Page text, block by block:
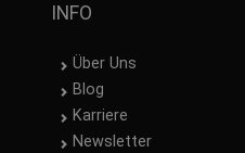
INFO
Über Uns
Blog
Karriere
Newsletter